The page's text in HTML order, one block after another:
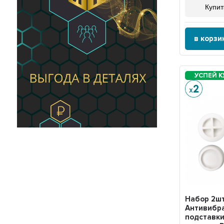
в
Набор